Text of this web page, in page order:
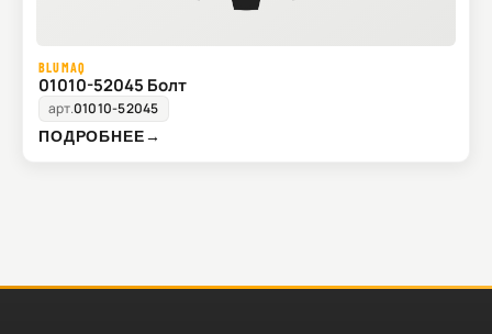
BLUMAQ
01010-52045 Болт
арт.01010-52045
ПОДРОБНЕЕ→